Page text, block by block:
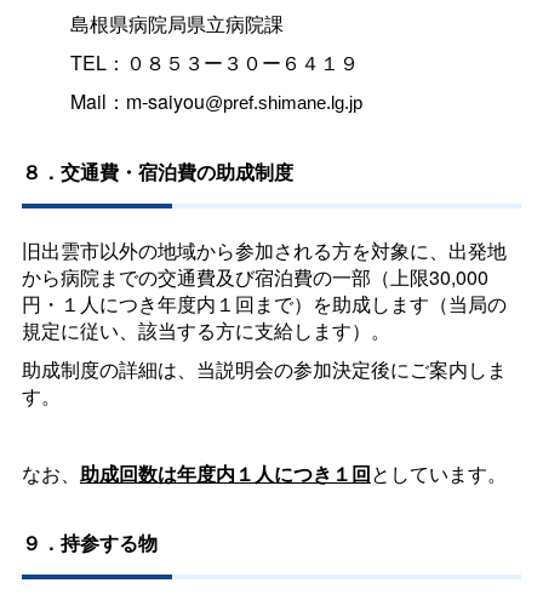
島根県病院局県立病院課
TEL：０８５３ー３０ー６４１９
Mail：m-saiyou@pref.shimane.lg.jp
８．交通費・宿泊費の助成制度
旧出雲市以外の地域から参加される方を対象に、出発地
から病院までの交通費及び宿泊費の一部（上限30,000
円・１人につき年度内１回まで）を助成します（当局の
規定に従い、該当する方に支給します）。
助成制度の詳細は、当説明会の参加決定後にご案内しま
す。
なお、 助成回数は年度内１人につき１回としています。
９．持参する物